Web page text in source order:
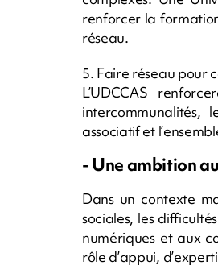
renforcer la
réseau.
5. Faire réseau pour
L’UDCCAS
intercommunalités,
associatif et
- Une ambition
Dans un contexte
sociales, les
numériques et aux
rôle d’appui,